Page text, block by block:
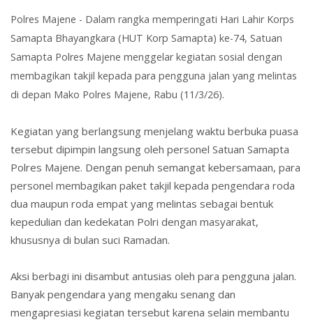
Polres Majene - Dalam rangka memperingati Hari Lahir Korps
Samapta Bhayangkara (HUT Korp Samapta) ke-74, Satuan
Samapta Polres Majene menggelar kegiatan sosial dengan
membagikan takjil kepada para pengguna jalan yang melintas
di depan Mako Polres Majene, Rabu (11/3/26).
Kegiatan yang berlangsung menjelang waktu berbuka puasa
tersebut dipimpin langsung oleh personel Satuan Samapta
Polres Majene. Dengan penuh semangat kebersamaan, para
personel membagikan paket takjil kepada pengendara roda
dua maupun roda empat yang melintas sebagai bentuk
kepedulian dan kedekatan Polri dengan masyarakat,
khususnya di bulan suci Ramadan.
Aksi berbagi ini disambut antusias oleh para pengguna jalan.
Banyak pengendara yang mengaku senang dan
mengapresiasi kegiatan tersebut karena selain membantu